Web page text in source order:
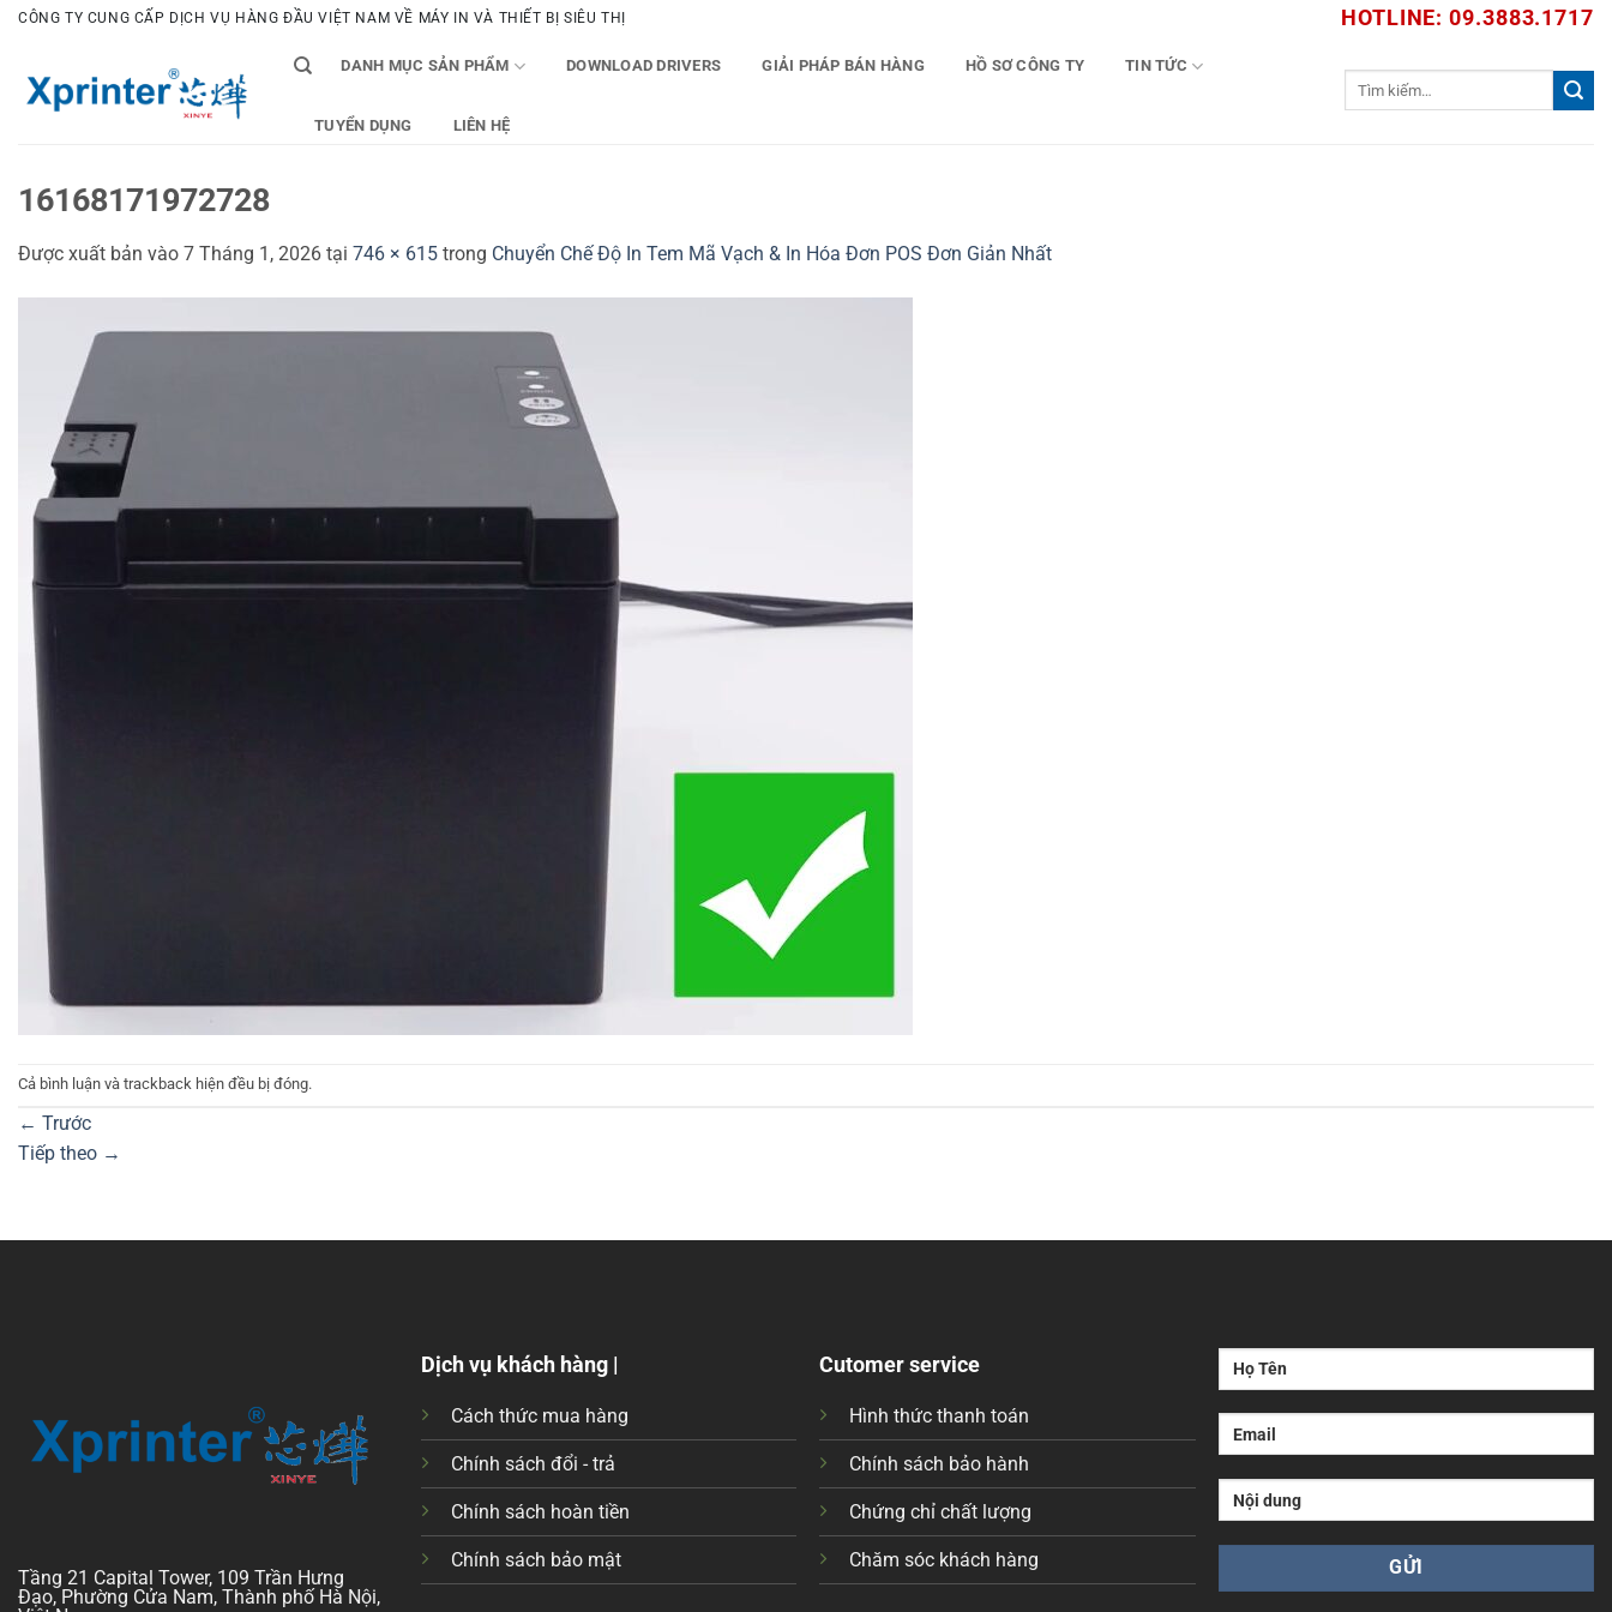
Bỏ
dung
CÔNG TY CUNG CẤP DỊCH VỤ HÀNG ĐẦU VIỆT NAM VỀ MÁY IN VÀ THIẾT BỊ SIÊU THỊ HOTLINE: 09.3883.1717
DANH MỤC SẢN PHẨM DOWNLOAD DRIVERS GIẢI PHÁP BÁN HÀNG HỒ SƠ CÔNG TY TIN TỨC
TUYỂN DỤNG LIÊN HỆ
16168171972728
Được xuất bản vào 7 Tháng 1, 2026 tại 746 × 615 trong Chuyển Chế Độ In Tem Mã Vạch & In Hóa Đơn POS Đơn Giản Nhất
Cả bình luận và trackback hiện đều bị đóng.
← Trước
Tiếp theo →
Tầng 21 Capital Tower, 109 Trần Hưng
Đạo, Phường Cửa Nam, Thành phố Hà Nội,
Dịch vụ khách hàng |
Cách thức mua hàng
Chính sách đổi - trả
Chính sách hoàn tiền
Chính sách bảo mật
Cutomer service
Hình thức thanh toán
Chính sách bảo hành
Chứng chỉ chất lượng
Chăm sóc khách hàng